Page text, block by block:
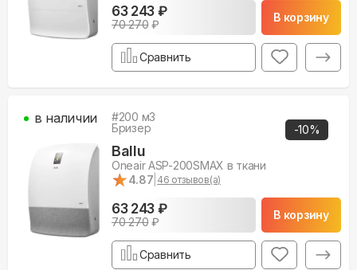
63 243 ₽
70 270₽
В корзину
Сравнить
-10%
#200 м3
Бризер
Ballu
Oneair ASP-200SMAX в ткани
★
★4.87 46 отзывов(а)
63 243 ₽
70 270₽
В корзину
в наличии
Сравнить